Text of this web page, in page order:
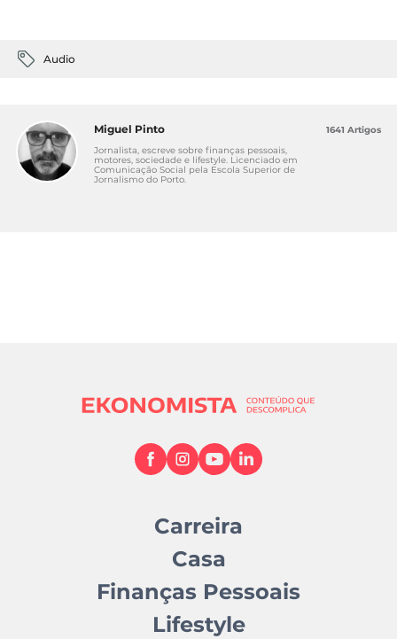
Audio
Miguel Pinto
Jornalista, escreve sobre finanças pessoais,
motores, sociedade e lifestyle. Licenciado em
Comunicação Social pela Escola Superior de
Jornalismo do Porto.
1641 Artigos
Carreira
Casa
Finanças Pessoais
Lifestyle